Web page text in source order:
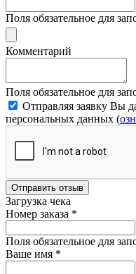
Поля обязательное для
Комментарий
Поля обязательное для
Отправляя заявку Вы
персональных данных (
Отправить отзыв
Загрузка чека
Номер заказа *
Поля обязательное для
Ваше имя *